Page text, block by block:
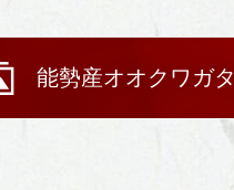
能勢産オオクワガタ